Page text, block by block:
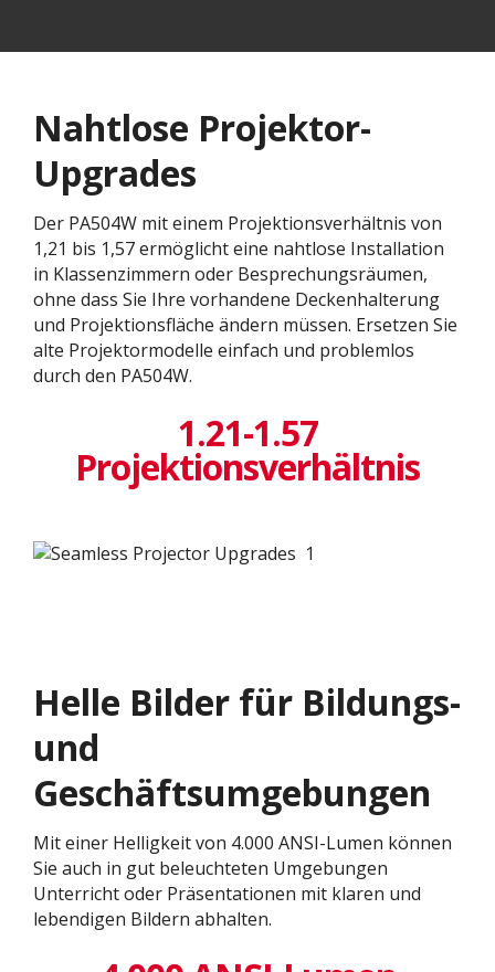
Nahtlose Projektor-
Upgrades
Der PA504W mit einem Projektionsverhältnis von
1,21 bis 1,57 ermöglicht eine nahtlose Installation
in Klassenzimmern oder Besprechungsräumen,
ohne dass Sie Ihre vorhandene Deckenhalterung
und Projektionsfläche ändern müssen. Ersetzen Sie
alte Projektormodelle einfach und problemlos
durch den PA504W.
1.21-1.57
Projektionsverhältnis
Helle Bilder für Bildungs-
und
Geschäftsumgebungen
Mit einer Helligkeit von 4.000 ANSI-Lumen können
Sie auch in gut beleuchteten Umgebungen
Unterricht oder Präsentationen mit klaren und
lebendigen Bildern abhalten.